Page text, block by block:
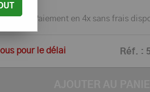
Paiement en 4x sans frais
pour le délai Réf. :